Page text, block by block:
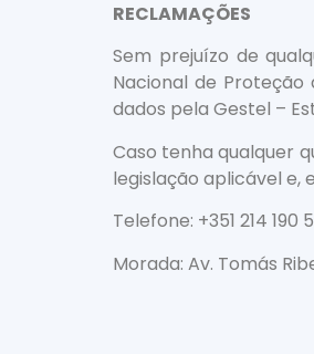
RECLAMAÇÕES
Sem prejuízo de
Nacional de
dados pela Gestel –
Caso tenha qualquer
legislação aplicável e,
Telefone: +351 214
Morada: Av. Tomás